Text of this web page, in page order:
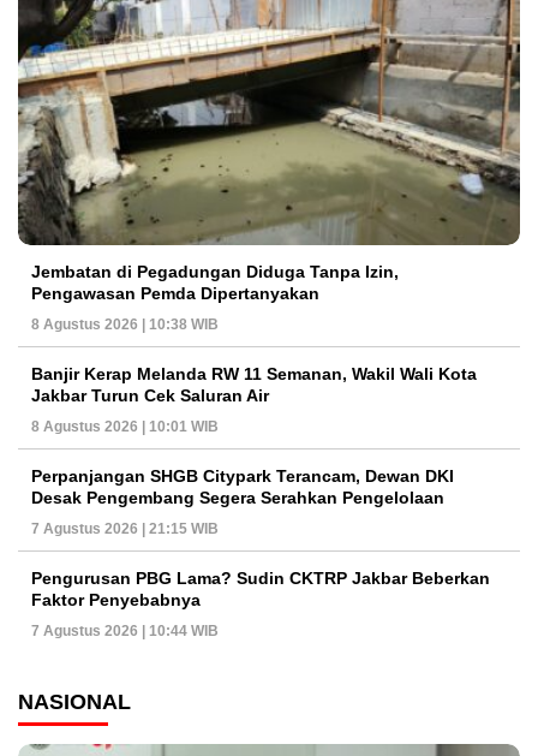
Jembatan di Pegadungan Diduga Tanpa Izin,
Pengawasan Pemda Dipertanyakan
8 Agustus 2026 | 10:38 WIB
Banjir Kerap Melanda RW 11 Semanan, Wakil Wali Kota
Jakbar Turun Cek Saluran Air
8 Agustus 2026 | 10:01 WIB
Perpanjangan SHGB Citypark Terancam, Dewan DKI
Desak Pengembang Segera Serahkan Pengelolaan
7 Agustus 2026 | 21:15 WIB
Pengurusan PBG Lama? Sudin CKTRP Jakbar Beberkan
Faktor Penyebabnya
7 Agustus 2026 | 10:44 WIB
NASIONAL